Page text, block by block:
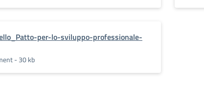
per-lo-sviluppo-professionale-
- 30 kb